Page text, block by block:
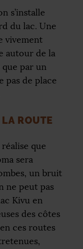
s’installe
du lac. Une
vivement
autour de la
que par un
pas de place
ROUTE
que
sera
un bruit
ne peut pas
Kivu en
des côtes
ces routes